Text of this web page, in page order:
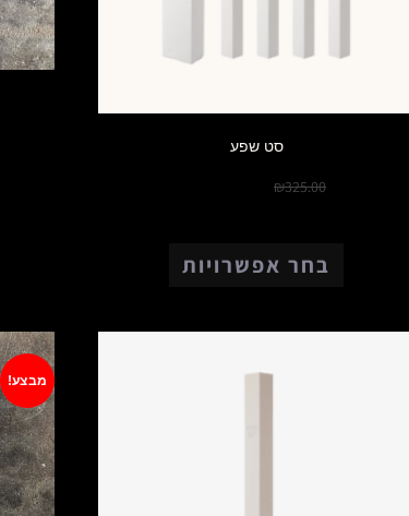
סט שפע
₪325.00
בחר אפשרויות
מבצע!